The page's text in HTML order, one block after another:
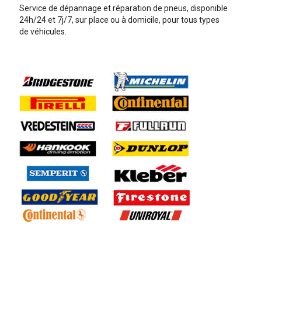
Service de dépannage et réparation de pneus, disponible
24h/24 et 7j/7, sur place ou à domicile, pour tous types
de véhicules.